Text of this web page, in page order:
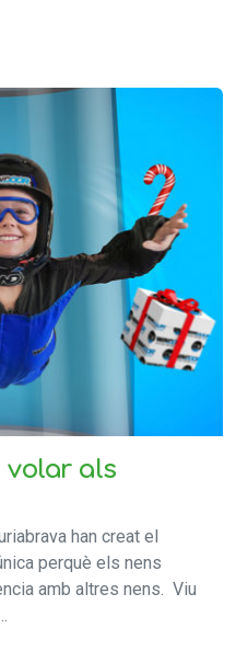
volar als
han creat el
perquè els nens
amb altres nens. Viu